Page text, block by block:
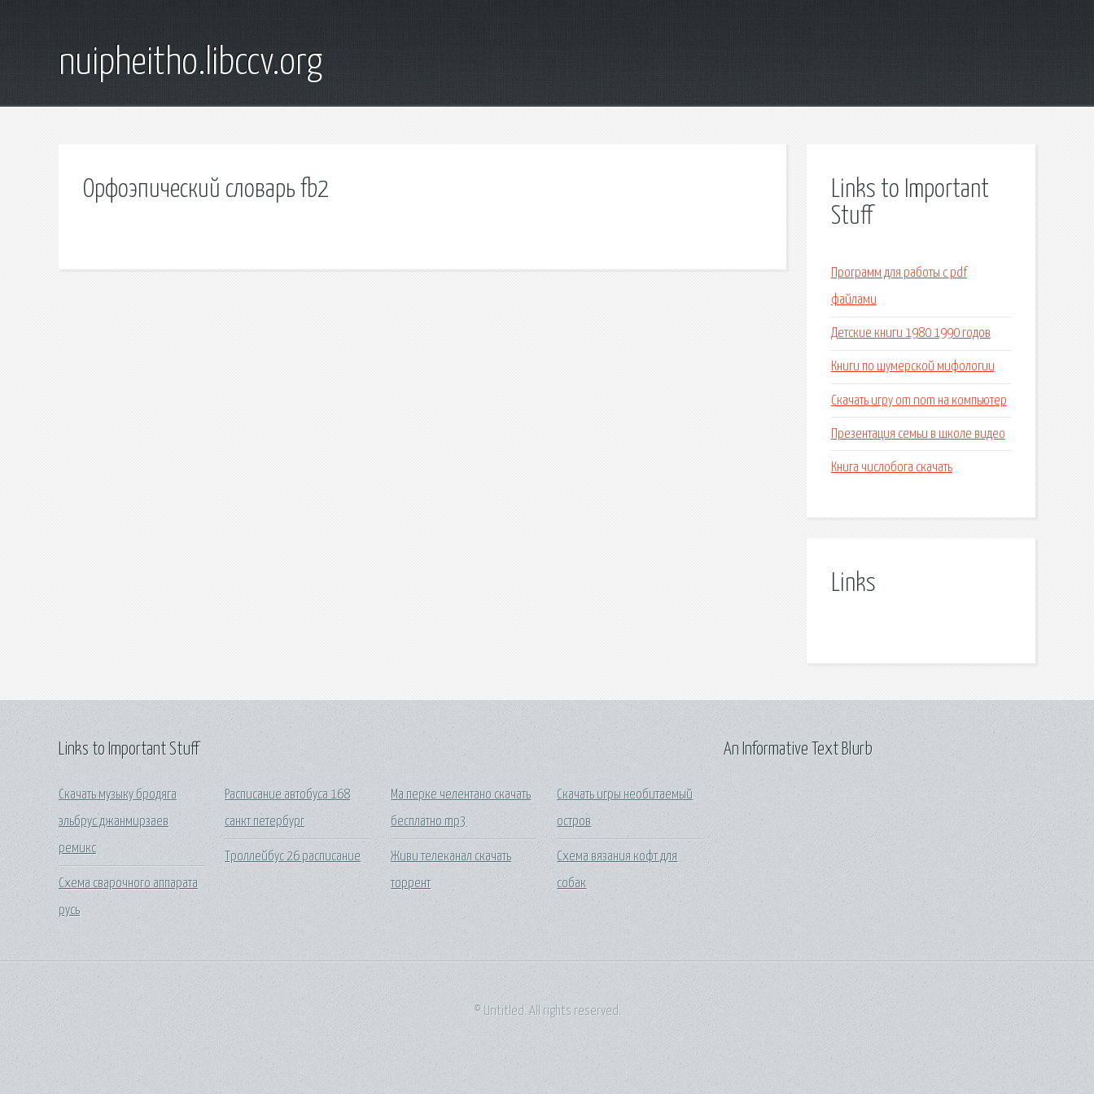
nuipheitho.libccv.org
Орфоэпический словарь fb2
Links to Important
Stuff
Программ для работы с pdf
файлами
Детские книги 1980 1990 годов
Книги по шумерской мифологии
Скачать игру om nom на компьютер
Презентация семьи в школе видео
Книга числобога скачать
Links
Links to Important Stuff
Скачать музыку бродяга
эльбрус джанмирзаев
ремикс
Схема сварочного аппарата
русь
Расписание автобуса 168
санкт петербург
Троллейбус 26 расписание
Ма перке челентано скачать
бесплатно mp3
Живи телеканал скачать
торрент
Скачать игры необитаемый
остров
Схема вязания кофт для
собак
An Informative Text Blurb
© Untitled. All rights reserved.